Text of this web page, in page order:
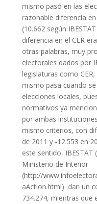
mismo pasó en las
razonable diferencia
(10.662 según
diferencia en el CER
otras palabras, muy
electorales dados por
legislaturas como
mismo pasa cuando
elecciones locales,
normativos ya
por ambas
mismo criterios, con
de 2011 y -12.553 en
este sentido, IBESTAT
Ministerio de Interior
(http://
aAction.html) dan un
734.274, mientras que